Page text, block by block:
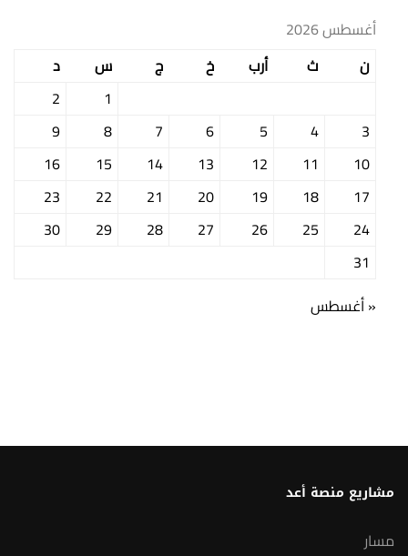
أغسطس 2026
ن
ث أرب خ ج س
د
1
2
3
4
5
6
7
8
9
10
11
12
13
14
15
16
17
18
19
20
21
22
23
24
25
26
27
28
29
30
31
« أغسطس
مشاريع منصة أعد
مسار